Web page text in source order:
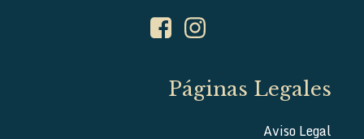
Páginas Legales
Aviso Legal